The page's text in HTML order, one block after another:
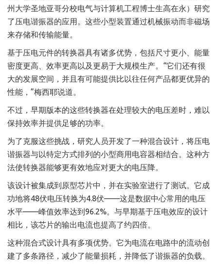
州大学圣地亚哥分校电气与计算机工程博士生高在永）研究
了压电谐振器的应用。这些小型装置通过机械振动而非磁场
来存储和传输能量。
基于压电元件的转换器具有诸多优势，包括尺寸更小、能量
密度更高、效率更高以及更易于大规模生产。“它们还有很
大的发展空间，并且有可能提供比以往任何产品都更优异的
性能，”梅西耶说道。
不过，早期版本的这些转换器在处理较大的电压差时，难以
保持效率并提供足够的功率。
为了克服这些挑战，研究人员开发了一种混合设计，将压电
谐振器与以特定方式排列的小型商用电容器相结合。这种方
法使转换器能够更有效地应对更大的电压降。
该设计被集成到原型芯片中，并在实验室进行了测试。它成
功地将48伏电压转换为4.8伏——这是数据中心常用的电压
水平——峰值效率达到96.2%。与早期基于压电效应的设计
相比，该芯片的输出电流也提高了约四倍。
这种混合式设计具有多项优势。它为电流在电路中的流动创
建了多条路径，减少了能量损耗，并降低了谐振器的负载。